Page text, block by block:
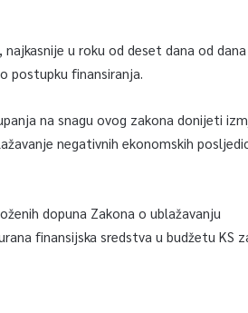
u roku od deset dana od dana
postupku finansiranja.
na snagu ovog zakona donijeti
negativnih ekonomskih
dopuna Zakona o ublažavanju
finansijska sredstva u budžetu KS